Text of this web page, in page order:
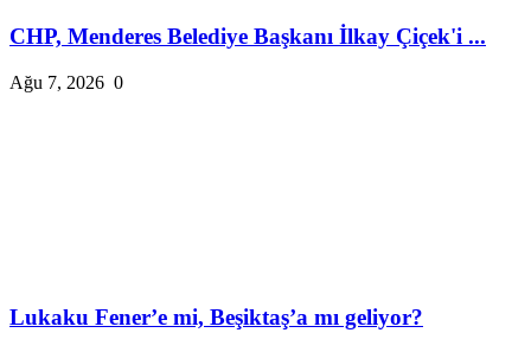
CHP, Menderes Belediye Başkanı İlkay Çiçek'i ...
Ağu 7, 2026 0
Lukaku Fener’e mi, Beşiktaş’a mı geliyor?